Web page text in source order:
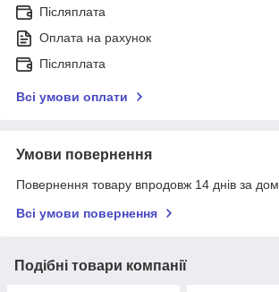
Післяплата
Оплата на рахунок
Післяплата
Всі умови оплати
Умови повернення
Повернення товару впродовж 14 днів за
Всі умови повернення
Подібні товари компанії